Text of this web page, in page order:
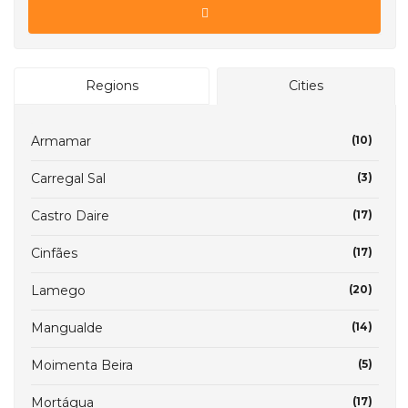
Regions Cities
Armamar (10)
Carregal Sal (3)
Castro Daire (17)
Cinfães (17)
Lamego (20)
Mangualde (14)
Moimenta Beira (5)
Mortágua (17)